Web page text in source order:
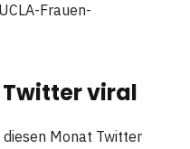
Frauen-
viral
Monat Twitter